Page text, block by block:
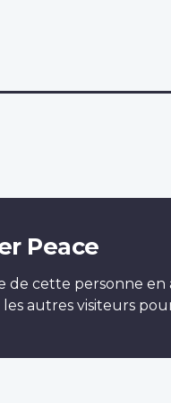
Peace
de cette personne
autres visiteurs